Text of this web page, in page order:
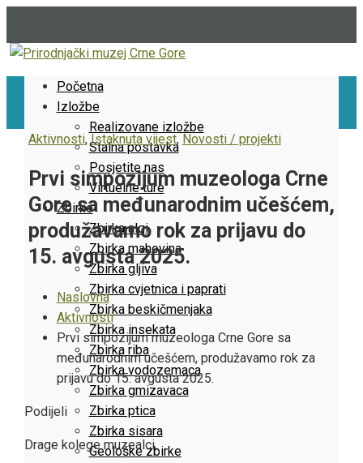
Početna
Izložbe
Realizovane izložbe
Stalna postavka
Posjetite nas
Virtuelne ture
Zbirke
Zbirka algi
Zbirka mahovina
Zbirka gljiva
Zbirka cvjetnica i paprati
Zbirka beskičmenjaka
Zbirka insekata
Zbirka riba
Zbirka vodozemaca
Zbirka gmizavaca
Zbirka ptica
Zbirka sisara
Geološke zbirke
Aktivnosti,Istaknuta vijest, Novosti / projekti
Prvi simpozijum muzeologa Crne
Gore sa međunarodnim učešćem,
produžavamo rok za prijavu do
15. avgusta 2025.
Naslovna
Aktivnosti
Prvi simpozijum muzeologa Crne Gore sa
međunarodnim učešćem, produžavamo rok za
prijavu do 15. avgusta 2025.
Facebook
Twitter
LinkedIn
Pinterest
Stumbleupon
Email
Podijeli
Drage kolege muzealci,